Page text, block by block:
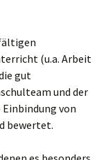
(u.a. Arbeit
gut
und der
Einbindung von
bewertet.